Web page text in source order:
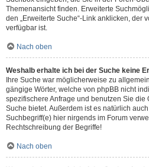
Themenansicht finden. Erweiterte
den „Erweiterte Suche“-Link anklicken, der
verfügbar ist.
Nach oben
Weshalb erhalte ich bei der Suche keine
Ihre Suche war möglicherweise zu
gängige Wörter, welche von phpBB nicht
spezifischere Anfrage und benutzen Sie die
Suche bietet. Außerdem ist es natürlich
Suchbegriff(e) hier nirgends im Forum
Rechtschreibung der Begriffe!
Nach oben